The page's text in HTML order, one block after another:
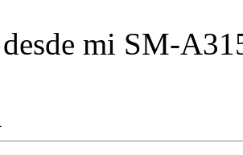
mi SM-